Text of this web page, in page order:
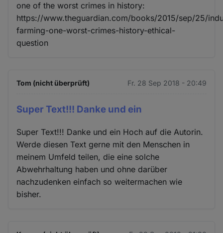
one of the worst crimes in history:
https://www.theguardian.com/books/2015/sep/25/
farming-one-worst-crimes-history-ethical-
question
Tom (nicht überprüft) Fr. 28 Sep 2018 - 20:49
Super Text!!! Danke und ein
Super Text!!! Danke und ein Hoch auf die Autorin.
Werde diesen Text gerne mit den Menschen in
meinem Umfeld teilen, die eine solche
Abwehrhaltung haben und ohne darüber
nachzudenken einfach so weitermachen wie
bisher.